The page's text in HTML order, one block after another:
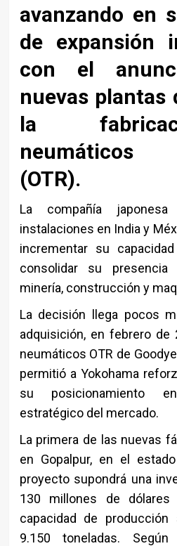
avanzando en
de expansión
con el
nuevas plantas
la
neumáticos
(OTR).
La compañía
instalaciones en India y
incrementar su
consolidar su
minería, construcción y
La decisión llega pocos
adquisición, en febrero de
neumáticos OTR de
permitió a Yokohama
su posicionamiento
estratégico del mercado.
La primera de las nuevas
en Gopalpur, en el
proyecto supondrá una
130 millones de
capacidad de
9.150 toneladas.